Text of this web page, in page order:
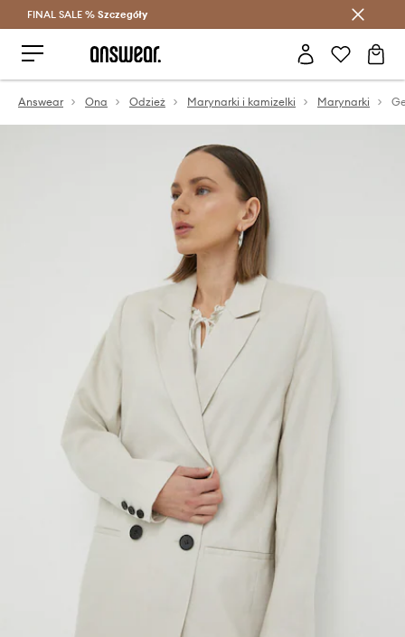
Oszczędzaj z Answear Club >
FINAL SALE % Szczegóły
Answear Ona Odzież Marynarki i kamizelki Marynarki